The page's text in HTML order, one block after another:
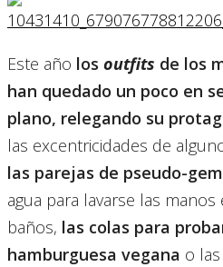
Este año los outfits de los
han quedado un poco en
plano, relegando su
las excentricidades de
las parejas de pseudo-
agua para lavarse las manos
baños, las colas para
hamburguesa vegana o